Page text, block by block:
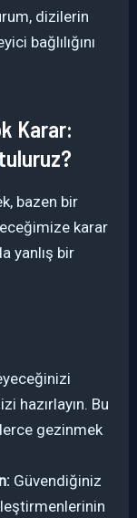
dizilerin
bağlılığını
Karar:
bazen bir
karar
yanlış bir
hazırlayın. Bu
gezinmek
Güvendiğiniz